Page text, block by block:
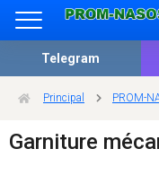
Telegram
Principal PROM-
Garniture